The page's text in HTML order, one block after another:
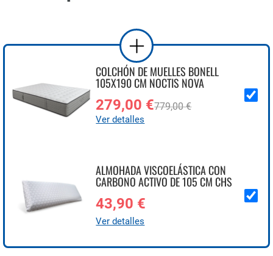
COLCHÓN DE MUELLES BONELL
105X190 CM NOCTIS NOVA
279,00 €779,00 €
Ver detalles
ALMOHADA VISCOELÁSTICA CON
CARBONO ACTIVO DE 105 CM CHS
43,90 €
Ver detalles